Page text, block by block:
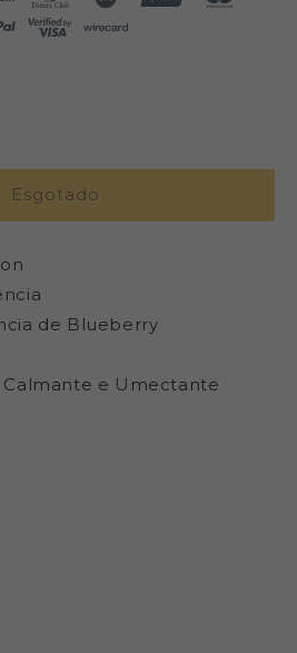
Esgotado
de Blueberry
Calmante e Umectante